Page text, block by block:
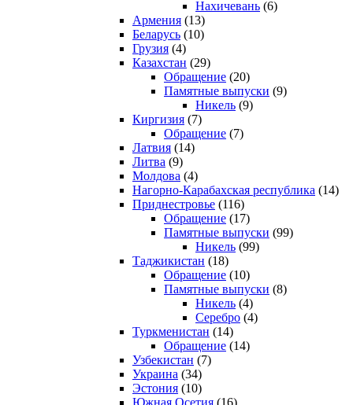
Нахичевань (6)
Армения (13)
Беларусь (10)
Грузия (4)
Казахстан (29)
Обращение (20)
Памятные выпуски (9)
Никель (9)
Киргизия (7)
Обращение (7)
Латвия (14)
Литва (9)
Молдова (4)
Нагорно-Карабахская республика (14)
Приднестровье (116)
Обращение (17)
Памятные выпуски (99)
Никель (99)
Таджикистан (18)
Обращение (10)
Памятные выпуски (8)
Никель (4)
Серебро (4)
Туркменистан (14)
Обращение (14)
Узбекистан (7)
Украина (34)
Эстония (10)
Южная Осетия (16)